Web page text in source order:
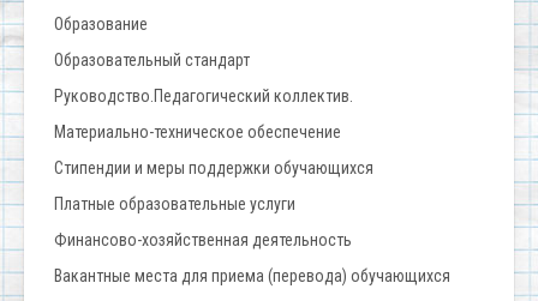
Образование
Образовательный стандарт
Руководство.Педагогический коллектив.
Материально-техническое обеспечение
Стипендии и меры поддержки обучающихся
Платные образовательные услуги
Финансово-хозяйственная деятельность
Вакантные места для приема (перевода) обучающихся